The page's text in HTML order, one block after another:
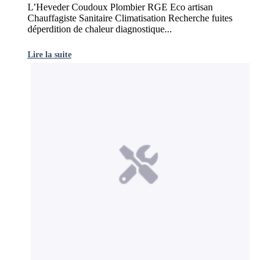
L’Heveder Coudoux Plombier RGE Eco artisan
Chauffagiste Sanitaire Climatisation Recherche fuites
déperdition de chaleur diagnostique...
Lire la suite